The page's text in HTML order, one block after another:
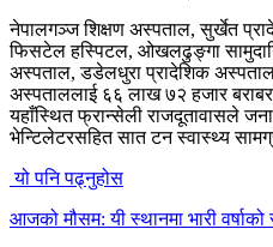
नेपालगञ्ज शिक्षण अस्पताल, सुर्खेत
फिसटेल हस्पिटल, ओखलढुङ्गा
अस्पताल, डडेलधुरा प्रादेशिक अस्पताल
अस्पताललाई ६६ लाख ७२ हजार
यहाँस्थित फ्रान्सेली राजदूतावासले
भेन्टिलेटरसहित सात टन स्वास्थ्य
यो पनि पढ्नुहोस
आजको मौसम: यी स्थानमा भारी वर्षाको